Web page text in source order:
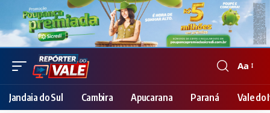
Font
Resizer
Aa
Jandaia do Sul Cambira Apucarana Paraná Vale do